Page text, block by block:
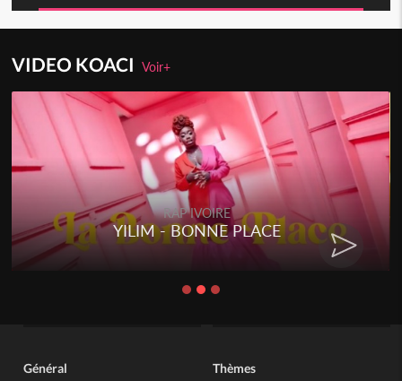
VIDEO KOACIVoir+
RAP IVOIRE
YILIM - BONNE PLACE
Général Thèmes